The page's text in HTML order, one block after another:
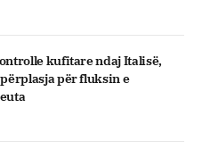
kufitare ndaj Italisë,
për fluksin e